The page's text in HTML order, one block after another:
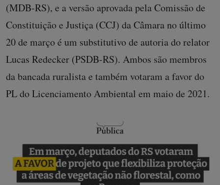
(MDB-RS), e a versão aprovada pela Comissão de
Constituição e Justiça (CCJ) da Câmara no último
20 de março é um substitutivo de autoria do relator
Lucas Redecker (PSDB-RS). Ambos são membros
da bancada ruralista e também votaram a favor do
PL do Licenciamento Ambiental em maio de 2021.